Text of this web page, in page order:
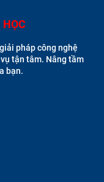
HỌC
pháp công nghệ
tận tâm. Nâng tầm
bạn.